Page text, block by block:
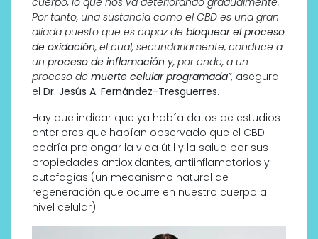
Por tanto, una sustancia como el CBD es una gran
aliada puesto que es capaz de bloquear el proceso
de oxidación, el cual, secundariamente, conduce a
un proceso de inflamación y, por ende, a un
proceso de muerte celular programada”, asegura
el Dr. Jesús A. Fernández-Tresguerres.
Hay que indicar que ya había datos de estudios
anteriores que habían observado que el CBD
podría prolongar la vida útil y la salud por sus
propiedades antioxidantes, antiinflamatorios y
autofagias (un mecanismo natural de
regeneración que ocurre en nuestro cuerpo a
nivel celular).